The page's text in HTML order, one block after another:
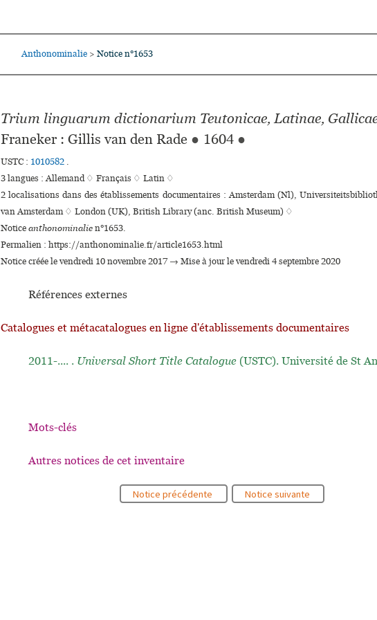
Anthonominalie > Notice n°1653
Trium linguarum dictionarium Teutonicae, Latinae,
Franeker : Gillis van den Rade ● 1604 ●
USTC : 1010582 .
3 langues :Allemand ♢ Français ♢ Latin ♢
2 localisations dans des établissements documentaires : Amsterdam (Nl),
van Amsterdam ♢ London (UK), British Library (anc. British Museum) ♢
Noticeanthonominalien°1653.
Permalien : https://anthonominalie.fr/article1653.html
Notice créée le vendredi 10 novembre 2017 → Mise à jour le vendredi 4 septembre 2020
Références externes
Catalogues et métacatalogues en ligne d'établissements documentaires
2011-.... . Universal Short Title Catalogue (USTC). Université de St
Mots-clés
Autres notices de cet inventaire
Notice précédente Notice suivante